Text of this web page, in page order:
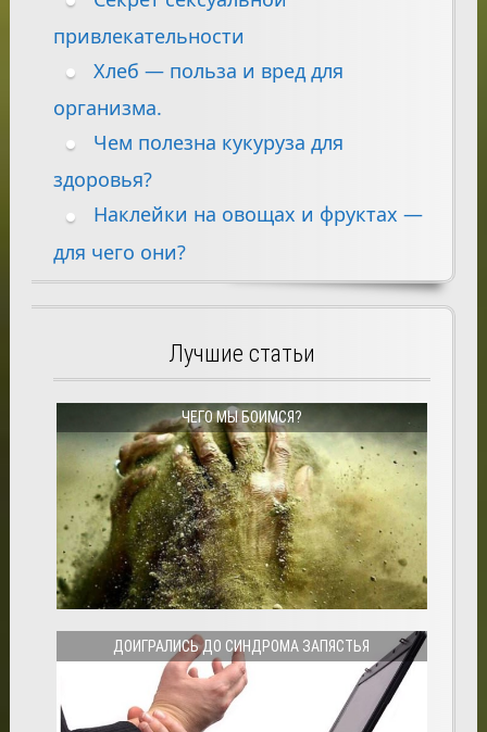
привлекательности
Хлеб — польза и вред для
организма.
Чем полезна кукуруза для
здоровья?
Наклейки на овощах и фруктах —
для чего они?
Лучшие статьи
ЧЕГО МЫ БОИМСЯ?
ДОИГРАЛИСЬ ДО СИНДРОМА ЗАПЯСТЬЯ